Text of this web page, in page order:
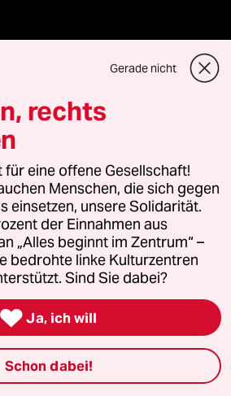
Gerade nicht
rechts
eine offene Gesellschaft!
Menschen, die sich gegen
einsetzen, unsere Solidarität.
der Einnahmen aus
„Alles beginnt im Zentrum“ –
bedrohte linke Kulturzentren
Sind Sie dabei?
 Ja, ich will
Schon dabei!